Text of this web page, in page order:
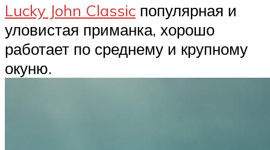
Lucky John Classic популярная и
уловистая приманка, хорошо
работает по среднему и крупному
окуню.